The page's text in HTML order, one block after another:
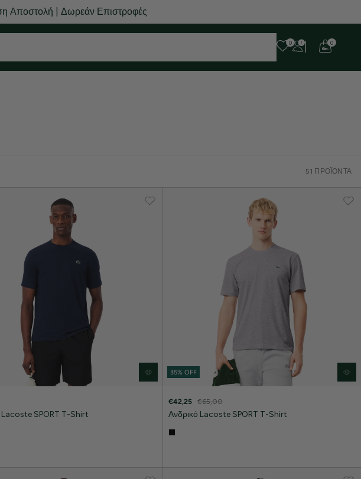
Αποστολή | Δωρεάν Επιστροφές
0 0
51 ΠΡΟΪΌΝΤΑ
Lacoste SPORT T-Shirt
35% OFF
€42,25 €65,00
Ανδρικό Lacoste SPORT T-Shirt